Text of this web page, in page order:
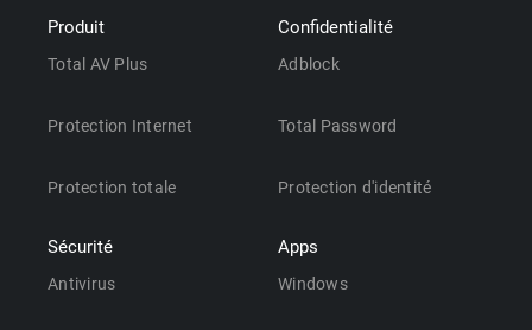
Produit
Total AV Plus
Protection Internet
Protection totale
Sécurité
Antivirus
Confidentialité
Adblock
Total Password
Protection d'identité
Apps
Windows